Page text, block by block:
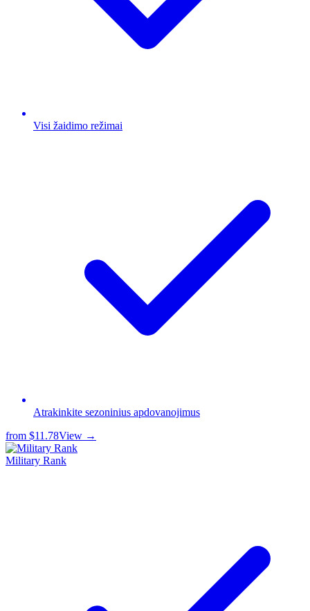
Visi žaidimo režimai
Atrakinkite sezoninius apdovanojimus
from $11.78View →
Military Rank